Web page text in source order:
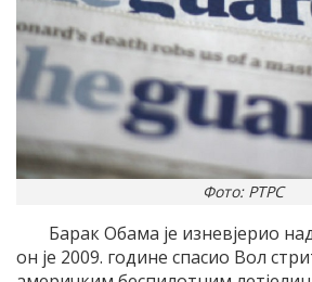
Фото: РТРС
Барак Обама је изневјерио
он је 2009. године спасио Вол